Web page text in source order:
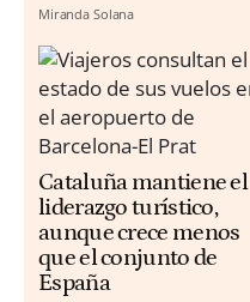
Miranda Solana
Cataluña mantiene el
liderazgo turístico,
aunque crece menos
que el conjunto de
España